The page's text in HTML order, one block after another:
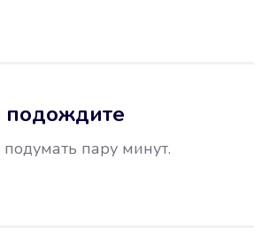
бесплатной
новые возможности в
пару минут.